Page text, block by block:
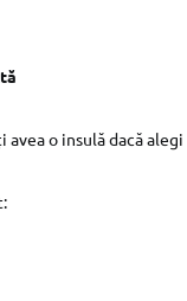
o insulă dacă